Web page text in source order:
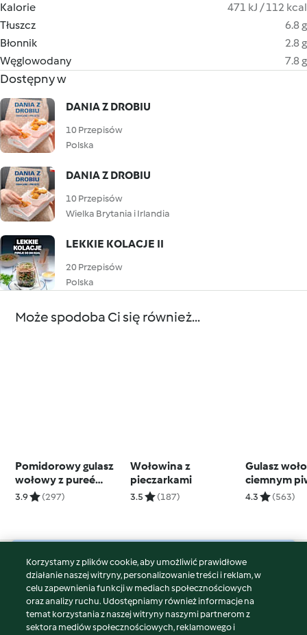
Kalorie
471 kJ / 112 kcal
Tłuszcz
6.8 g
Błonnik
2.8 g
Węglowodany
7.8 g
Dostępny w
DANIA Z DROBIU
10 Przepisów
Polska
DANIA Z DROBIU
10 Przepisów
Wielka Brytania i Irlandia
LEKKIE KOLACJE II
20 Przepisów
Polska
Może spodoba Ci się również...
Pomidorowy gulasz
wołowy z pureé
ziemniaczanym z
3.9 (297)
Wołowina z
pieczarkami
3.5 (187)
Gulasz
ciemnym
4.3 (563)
© Copyright 2026
Warunki korzystania
Polityka prywatności
Disclaimer
Korzystamy z plików cookie, aby umożliwić prawidłowe
działanie naszej witryny, personalizowanie treści i reklam, w
celu zapewnienia funkcji w mediach społecznościowych
oraz analizy ruchu. Udostępniamy również informacje na
temat korzystania z naszej witryny naszymi partnerom z
sektora mediów społecznościowych, reklamowego i